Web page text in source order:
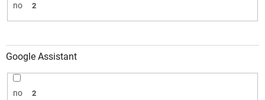
no 2
Google Assistant
no 2